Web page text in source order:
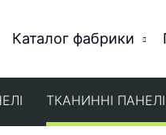
Каталог фабрики
ТКАНИННІ ПАНЕЛІ